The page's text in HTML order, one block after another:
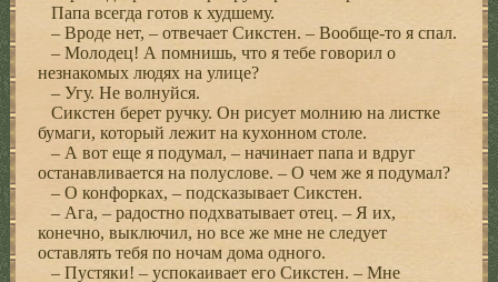
Папа всегда готов к худшему.
– Вроде нет, – отвечает Сикстен. – Вообще-то я спал.
– Молодец! А помнишь, что я тебе говорил о
незнакомых людях на улице?
– Угу. Не волнуйся.
Сикстен берет ручку. Он рисует молнию на листке
бумаги, который лежит на кухонном столе.
– А вот еще я подумал, – начинает папа и вдруг
останавливается на полуслове. – О чем же я подумал?
– О конфорках, – подсказывает Сикстен.
– Ага, – радостно подхватывает отец. – Я их,
конечно, выключил, но все же мне не следует
оставлять тебя по ночам дома одного.
– Пустяки! – успокаивает его Сикстен. – Мне